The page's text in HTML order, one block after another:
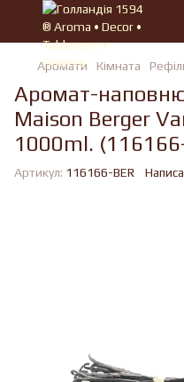
Аромати Кімната
Аромат-
Maison Berger
1000ml.
Артикул: 116166-BER